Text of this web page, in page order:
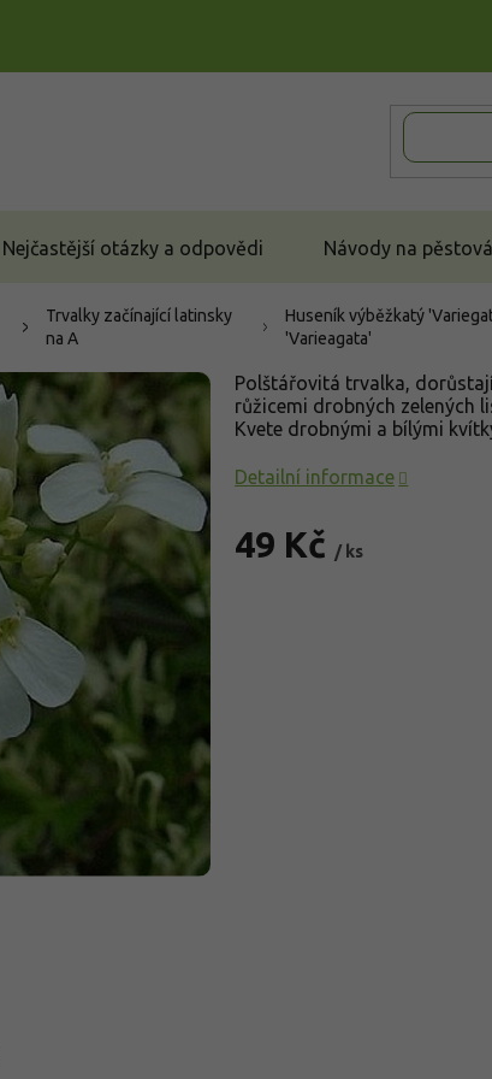
Nejčastější otázky a odpovědi Návody na
Trvalky začínající latinsky
na A
Huseník výběžkatý
'Varieagata'
49 Kč / ks
Polštářovitá trvalka,
růžicemi drobných zelených
Kvete drobnými a bílými
Detailní informace